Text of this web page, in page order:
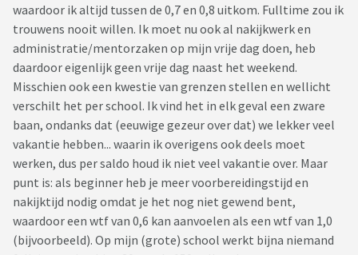
waardoor ik altijd tussen de 0,7 en 0,8 uitkom. Fulltime zou ik
trouwens nooit willen. Ik moet nu ook al nakijkwerk en
administratie/mentorzaken op mijn vrije dag doen, heb
daardoor eigenlijk geen vrije dag naast het weekend.
Misschien ook een kwestie van grenzen stellen en wellicht
verschilt het per school. Ik vind het in elk geval een zware
baan, ondanks dat (eeuwige gezeur over dat) we lekker veel
vakantie hebben... waarin ik overigens ook deels moet
werken, dus per saldo houd ik niet veel vakantie over. Maar
punt is: als beginner heb je meer voorbereidingstijd en
nakijktijd nodig omdat je het nog niet gewend bent,
waardoor een wtf van 0,6 kan aanvoelen als een wtf van 1,0
(bijvoorbeeld). Op mijn (grote) school werkt bijna niemand